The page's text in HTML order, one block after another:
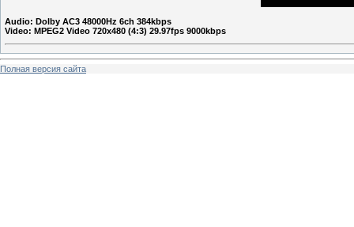
Audio: Dolby AC3 48000Hz 6ch 384kbps
Video: MPEG2 Video 720x480 (4:3) 29.97fps 9000kbps
Полная версия сайта